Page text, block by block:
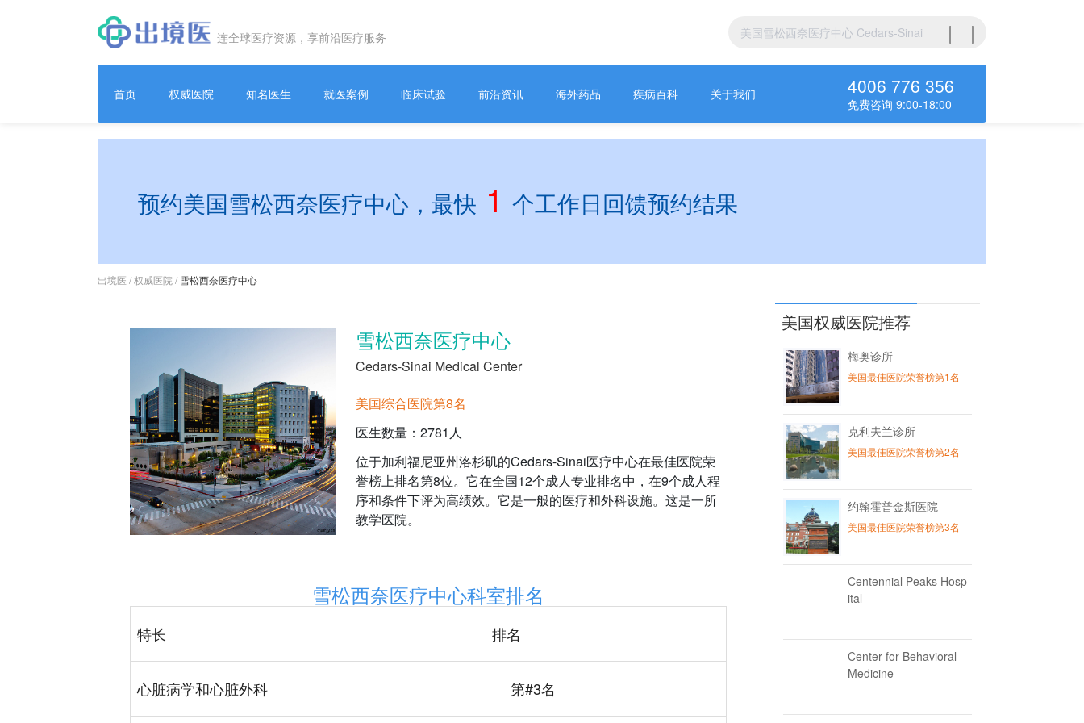
连全球医疗资源，享前沿医疗服务
首页 权威医院 知名医生 就医案例 临床试验 前沿资讯 海外药品 疾病百科 关于我们 4006 776 356
免费咨询 9:00-18:00
预约美国雪松西奈医疗中心，最快 1 个工作日回馈预约结果
出境医 /权威医院 / 雪松西奈医疗中心
雪松西奈医疗中心
Cedars-Sinai Medical Center
美国综合医院第8名
医生数量：2781人
位于加利福尼亚州洛杉矶的Cedars-Sinai医疗中心在最佳医院荣
誉榜上排名第8位。它在全国12个成人专业排名中，在9个成人程
序和条件下评为高绩效。它是一般的医疗和外科设施。这是一所
教学医院。
雪松西奈医疗中心科室排名
特长 排名
心脏病学和心脏外科 第#3名
美国权威医院推荐
梅奥诊所
美国最佳医院荣誉榜第1名
克利夫兰诊所
美国最佳医院荣誉榜第2名
约翰霍普金斯医院
美国最佳医院荣誉榜第3名
Centennial Peaks Hosp
ital
Center for Behavioral
Medicine